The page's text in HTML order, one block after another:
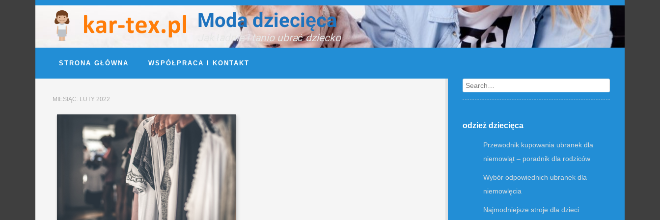
Moda dziecięca
Jak ładnie i tanio ubrać dziecko
STRONA GŁÓWNA WSPÓŁPRACA I KONTAKT
MIESIĄC: LUTY 2022
Search
odzież dziecięca
Przewodnik kupowania ubranek dla
niemowląt – poradnik dla rodziców
Wybór odpowiednich ubranek dla
niemowlęcia
Najmodniejsze stroje dla dzieci